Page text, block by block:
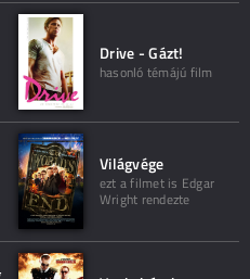
Drive - Gázt!
hasonló témájú film
Világvége
ezt a filmet is Edgar
Wright rendezte